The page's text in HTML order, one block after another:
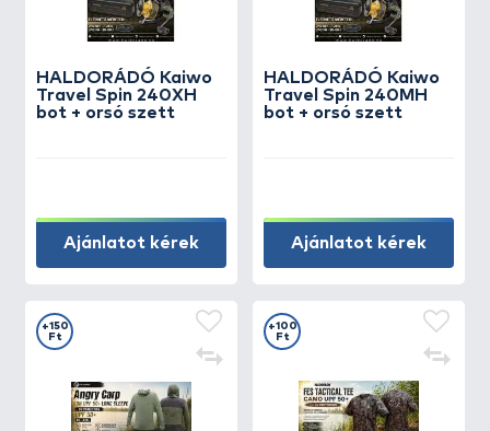
HALDORÁDÓ Kaiwo
Travel Spin 240XH
bot + orsó szett
Ajánlatot kérek
HALDORÁDÓ Kaiwo
Travel Spin 240MH
bot + orsó szett
Ajánlatot kérek
+150
Ft
+100
Ft